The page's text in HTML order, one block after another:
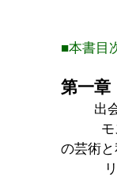
■本書目
第一
出
モスク
の芸術
リヒ